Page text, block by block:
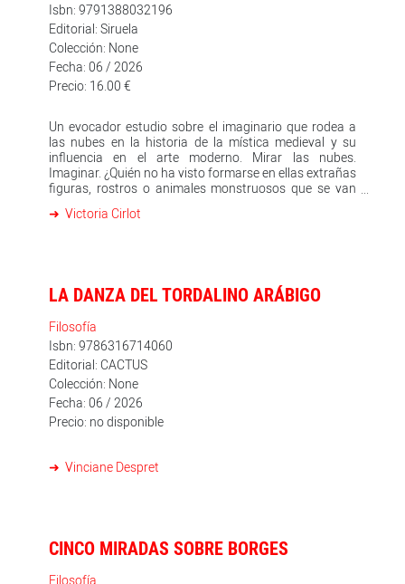
Isbn: 9791388032196
Editorial: Siruela
Colección: None
Fecha: 06 / 2026
Precio: 16.00 €
Un evocador estudio sobre el imaginario que rodea a
las nubes en la historia de la mística medieval y su
influencia en el arte moderno. Mirar las nubes.
Imaginar. ¿Quién no ha visto formarse en ellas extrañas
figuras, rostros o animales monstruosos que se van
nubes han sido siempre un «soporte elemental», como
expresaba la supraesencialidad divina más allá de toda
esas «maravillosas nubes» en el verso de Baudelaire,
han continuado incitando nuestras facultades
visionarias y creando imágenes fantásticas, según
puede apreciarse en textos como el de Thomas de
Quincey. Los estudios sobre ellas en el paisajismo de
los siglos XIX y XX resultan fascinantes, tanto como en
los análisis meteorológicos; manchas que
encontramos en la historia del arte, desde las obras de
hasta las de Johann Georg von Dillis, Eugène Boudin o
Victoria Cirlot
LA DANZA DEL TORDALINO ARÁBIGO
Filosofía
Isbn: 9786316714060
Editorial: CACTUS
Colección: None
Fecha: 06 / 2026
Precio: no disponible
Vinciane Despret
CINCO MIRADAS SOBRE BORGES
Filosofía